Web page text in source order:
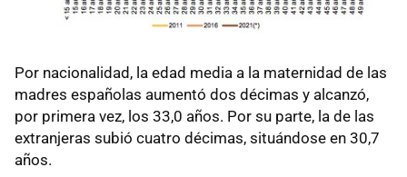
Por nacionalidad, la edad media a la maternidad de las
madres españolas aumentó dos décimas y alcanzó,
por primera vez, los 33,0 años. Por su parte, la de las
extranjeras subió cuatro décimas, situándose en 30,7
años.